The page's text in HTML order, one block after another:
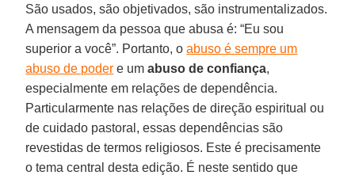
São usados, são objetivados, são instrumentalizados.
A mensagem da pessoa que abusa é: “Eu sou
superior a você”. Portanto, oabuso é sempre um
abuso de poder e umabuso de confiança,
especialmente em relações de dependência.
Particularmente nas relações de direção espiritual ou
de cuidado pastoral, essas dependências são
revestidas de termos religiosos. Este é precisamente
o tema central desta edição. É neste sentido que